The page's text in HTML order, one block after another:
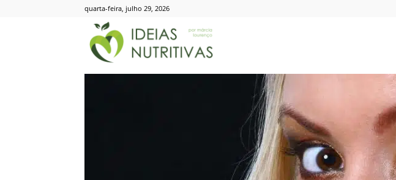
quarta-feira, julho 29, 2026
Nutritivas